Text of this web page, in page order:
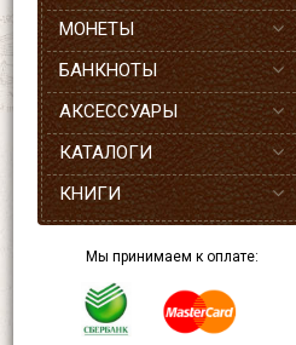
МОНЕТЫ
БАНКНОТЫ
АКСЕССУАРЫ
КАТАЛОГИ
КНИГИ
Мы принимаем к оплате: